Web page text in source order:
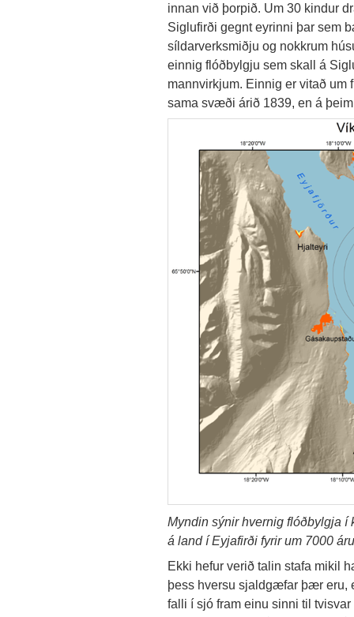
innan við þorpið. Um 30 kindur
Siglufirði gegnt eyrinni þar sem
síldarverksmiðju og nokkrum
einnig flóðbylgju sem skall á
mannvirkjum. Einnig er vitað
sama svæði árið 1839, en á
Myndin sýnir hvernig flóðbylgja
á land í Eyjafirði fyrir um 7000
Ekki hefur verið talin stafa mikil
þess hversu sjaldgæfar þær eru,
falli í sjó fram einu sinni til